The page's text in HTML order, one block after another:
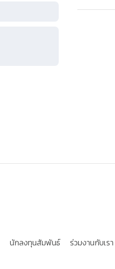
นักลงทุนสัมพันธ์ ร่วมงานกับเรา